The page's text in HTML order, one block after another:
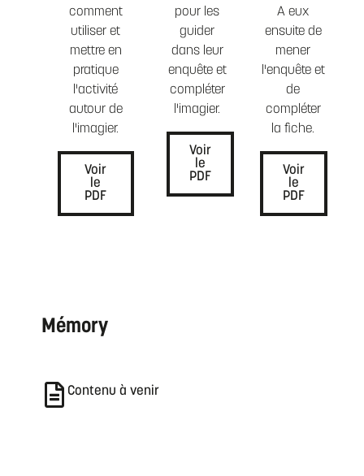
comment
utiliser et
mettre en
pratique
l'activité
autour de
l'imagier.
Voir
le
PDF
pour les
guider
dans leur
enquête et
compléter
l'imagier.
Voir
le
PDF
A eux
ensuite de
mener
l'enquête et
de
compléter
la fiche.
Voir
le
PDF
Mémory
Contenu à venir